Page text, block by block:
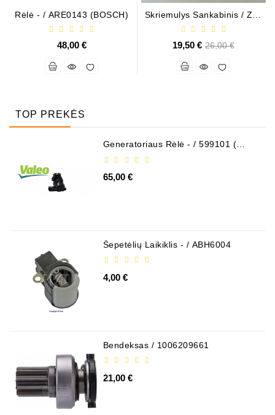
Rėlė - / ARE0143 (BOSCH)
48,00 €
Skriemulys Sankabinis / ZN-
5393
19,50 € Bazinė
26,00 €
TOP PREKĖS
Generatoriaus Rėlė - / 599101 (
65,00 €
Šepetėlių Laikiklis - / ABH6004
4,00 €
Bendeksas / 1006209661
21,00 €